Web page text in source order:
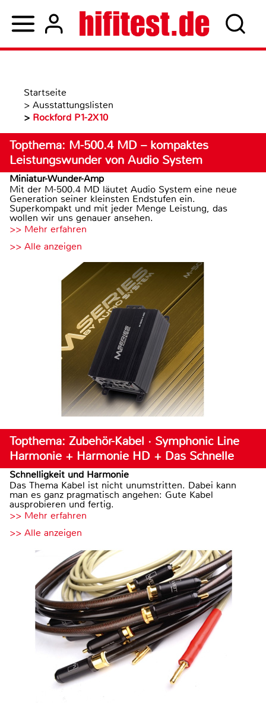
Startseite
> Ausstattungslisten
> Rockford P1-2X10
Topthema: M-500.4 MD – kompaktes
Leistungswunder von Audio System
Miniatur-Wunder-Amp
Mit der M-500.4 MD läutet Audio System eine neue
Generation seiner kleinsten Endstufen ein.
Superkompakt und mit jeder Menge Leistung, das
wollen wir uns genauer ansehen.
>> Mehr erfahren
>> Alle anzeigen
Topthema: Zubehör-Kabel · Symphonic Line
Harmonie + Harmonie HD + Das Schnelle
Schnelligkeit und Harmonie
Das Thema Kabel ist nicht unumstritten. Dabei kann
man es ganz pragmatisch angehen: Gute Kabel
ausprobieren und fertig.
>> Mehr erfahren
>> Alle anzeigen